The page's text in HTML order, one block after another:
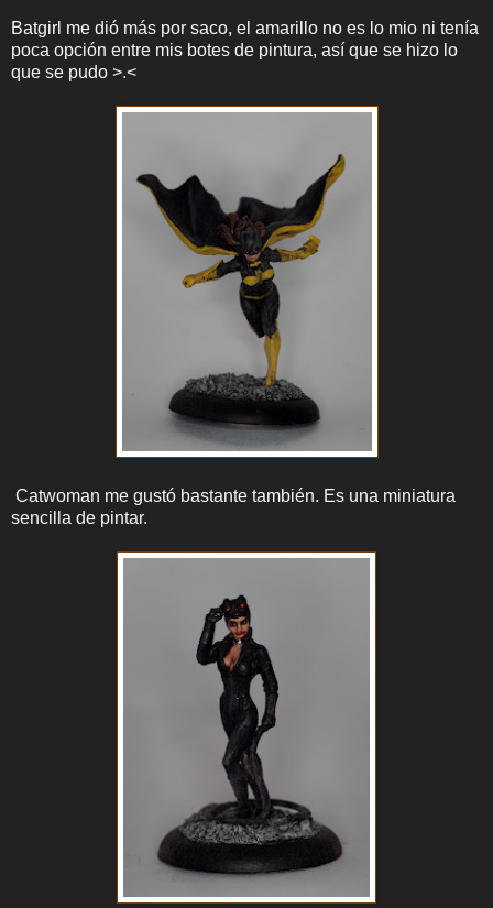
Batgirl me dió más por saco, el amarillo no es lo mio ni tenía
poca opción entre mis botes de pintura, así que se hizo lo
que se pudo >.<
Catwoman me gustó bastante también. Es una miniatura
sencilla de pintar.